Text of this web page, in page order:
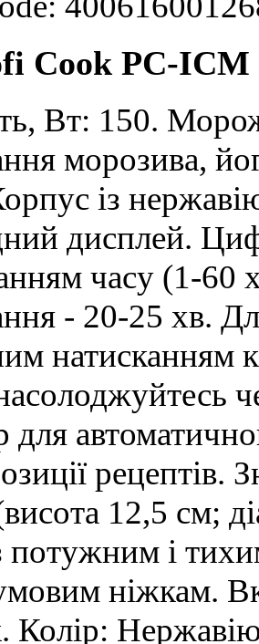
Cook PC-ICM
Вт: 150.
морозива,
із
дисплей.
часу (1-60
- 20-25 хв.
натисканням
для
рецептів.
12,5 см;
потужним і
ніжкам.
Колір: